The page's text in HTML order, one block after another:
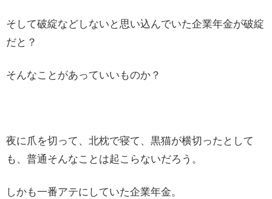
そして破綻などしないと思い込んでいた企業年金が破綻
だと？
そんなことがあっていいものか？
夜に爪を切って、北枕で寝て、黒猫が横切ったとして
も、普通そんなことは起こらないだろう。
しかも一番アテにしていた企業年金。